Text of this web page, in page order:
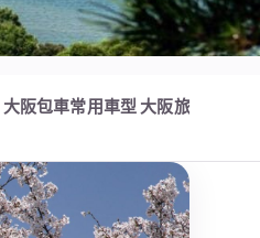
大阪包車常用車型 大阪旅遊資訊